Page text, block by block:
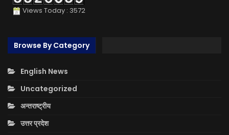
Views Today : 3572
Browse By Category
English News
Uncategorized
अन्तराष्ट्रीय
उत्तर प्रदेश